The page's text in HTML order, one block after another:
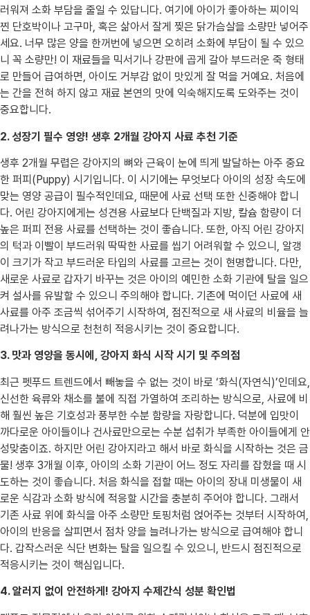
러워져 소화 부담을 줄일 수 있답니다. 여기에 아이가 좋아하는 찌이익
찐 단호박이나 고구마, 혹은 삶아서 잘게 찢은 닭가슴살을 소량만 넣어주
세요. 너무 많은 양을 한꺼번에 넣으면 오히려 소화에 부담이 될 수 있으
니 꼭 소량만! 이 재료들을 믹서기나 강판에 곱게 갈아 부드러운 죽 형태
로 만들어 급여하면, 아이도 거부감 없이 맛있게 잘 먹을 거예요. 처음에
는 간을 전혀 하지 않고 재료 본연의 맛에 익숙해지도록 도와주는 것이
중요합니다.
2. 성장기 필수 영양! 생후 2개월 강아지 사료 추천 기준
생후 2개월 무렵은 강아지의 뼈와 근육이 눈에 띄게 발달하는 아주 중요
한 퍼피(Puppy) 시기입니다. 이 시기에는 무엇보다 아이의 성장 속도에
맞는 영양 공급이 필수적인데요, 때문에 사료 선택 또한 신중해야 합니
다. 어린 강아지에게는 성견용 사료보다 단백질과 지방, 칼슘 함량이 더
높은 퍼피 전용 사료를 선택하는 것이 좋습니다. 또한, 아직 어린 강아지
의 턱과 이빨이 부드러워 딱딱한 사료를 씹기 어려워할 수 있으니, 알갱
이 크기가 작고 부드러운 타입의 사료를 고르는 것이 현명합니다. 다만,
새로운 사료로 갑자기 바꾸는 것은 아이의 예민한 소화 기관에 탈을 일으
켜 설사를 유발할 수 있으니 주의해야 합니다. 기존에 먹이던 사료에 새
사료를 아주 조금씩 섞어주기 시작하여, 점진적으로 새 사료의 비율을 늘
려나가는 방식으로 천천히 적응시키는 것이 중요합니다.
3. 맛과 영양을 동시에, 강아지 화식 시작 시기 및 주의점
최근 펫푸드 트렌드에서 빼놓을 수 없는 것이 바로 ‘화식(자연식)’인데요,
신선한 육류와 채소를 불에 직접 가열하여 조리하는 방식으로, 사료에 비
해 훨씬 높은 기호성과 풍부한 수분 함량을 자랑합니다. 덕분에 입맛이
까다로운 아이들이나 건사료만으로는 수분 섭취가 부족한 아이들에게 안
성맞춤이죠. 하지만 어린 강아지라고 해서 바로 화식을 시작하는 것은 금
물! 생후 3개월 이후, 아이의 소화 기관이 어느 정도 자리를 잡혔을 때 시
도하는 것이 좋습니다. 처음 화식을 접할 때는 아이의 장내 미생물이 새
로운 식감과 소화 방식에 적응할 시간을 충분히 주어야 합니다. 그래서
기존 사료 위에 화식을 아주 소량만 토핑처럼 얹어주는 것부터 시작하여,
아이의 반응을 살피면서 점차 양을 늘려나가는 방식으로 급여해야 합니
다. 갑작스러운 식단 변화는 탈을 일으킬 수 있으니, 반드시 점진적으로
적응시키는 것이 핵심입니다.
4. 알러지 없이 안전하게! 강아지 수제간식 성분 확인법